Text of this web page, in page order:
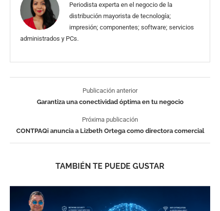
Periodista experta en el negocio de la
distribución mayorista de tecnología;
impresión; componentes; software; servicios
administrados y PCs.
Publicación anterior
Garantiza una conectividad óptima en tu negocio
Próxima publicación
CONTPAQi anuncia a Lizbeth Ortega como directora comercial
TAMBIÉN TE PUEDE GUSTAR